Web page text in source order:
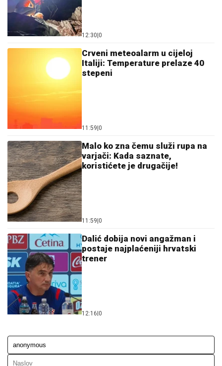
12:30 0
Crveni meteoalarm u cijeloj
Italiji: Temperature prelaze 40
stepeni
11:59 0
Malo ko zna čemu služi rupa na
varjači: Kada saznate,
koristićete je drugačije!
11:59 0
Dalić dobija novi angažman i
postaje najplaćeniji hrvatski
trener
12:16 0